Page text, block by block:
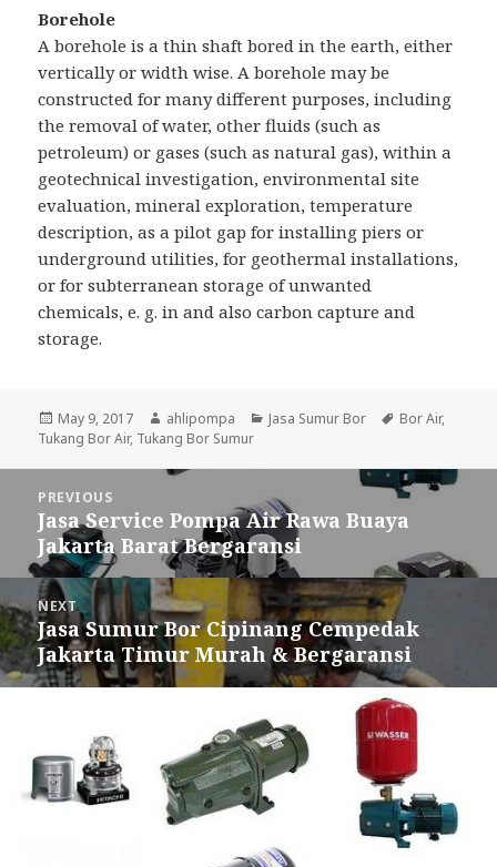
Borehole
A borehole is a thin shaft bored in the earth, either
vertically or width wise. A borehole may be
constructed for many different purposes, including
the removal of water, other fluids (such as
petroleum) or gases (such as natural gas), within a
geotechnical investigation, environmental site
evaluation, mineral exploration, temperature
description, as a pilot gap for installing piers or
underground utilities, for geothermal installations,
or for subterranean storage of unwanted
chemicals, e. g. in and also carbon capture and
storage.
Posted
on
May 9, 2017 Author
ahlipompa Categories
Jasa Sumur Bor Tags
Bor Air,
Tukang Bor Air, Tukang Bor Sumur
navigation
PREVIOUS
Previous
post:
Jasa Service Pompa Air Rawa Buaya
Jakarta Barat Bergaransi
NEXT
Next
post:
Jasa Sumur Bor Cipinang Cempedak
Jakarta Timur Murah & Bergaransi